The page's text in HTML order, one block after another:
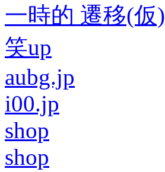
一時的 遷移(仮)
笑up
aubg.jp
i00.jp
shop
shop